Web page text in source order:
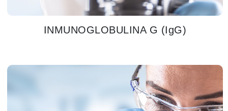
INMUNOGLOBULINA G (IgG)